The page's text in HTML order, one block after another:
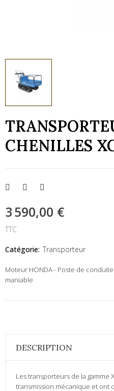
CHENILLES
3 590,00 €
TTC
Catégorie: Transporteur
Moteur HONDA - Poste de
maniable
DESCRIPTION
Les transporteurs de la gamme
transmission mécanique et ont